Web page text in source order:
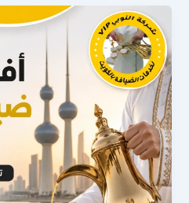
c
e
b
o
o
k
s
t
o
d
o
n
a
a
e